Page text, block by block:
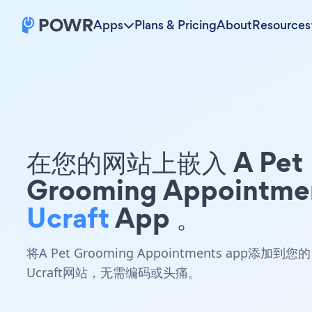
Apps Plans & PricingAboutResources
在您的网站上嵌入 A Pet
Grooming
UcraftApp 。
将A Pet Grooming Appointments app添加到您的
Ucraft网站，无需编码或头痛。